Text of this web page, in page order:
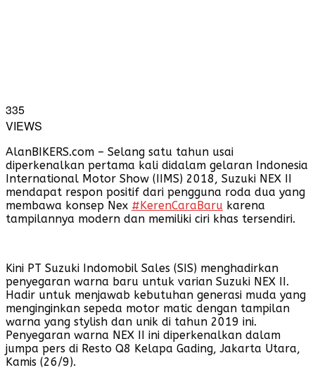
335
VIEWS
AlanBIKERS.com – Selang satu tahun usai
diperkenalkan pertama kali didalam gelaran Indonesia
International Motor Show (IIMS) 2018, Suzuki NEX II
mendapat respon positif dari pengguna roda dua yang
membawa konsep Nex #KerenCaraBaru karena
tampilannya modern dan memiliki ciri khas tersendiri.
Kini PT Suzuki Indomobil Sales (SIS) menghadirkan
penyegaran warna baru untuk varian Suzuki NEX II.
Hadir untuk menjawab kebutuhan generasi muda yang
menginginkan sepeda motor matic dengan tampilan
warna yang stylish dan unik di tahun 2019 ini.
Penyegaran warna NEX II ini diperkenalkan dalam
jumpa pers di Resto Q8 Kelapa Gading, Jakarta Utara,
Kamis (26/9).